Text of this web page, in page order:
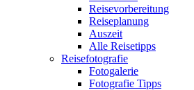
Reisevorbereitung
Reiseplanung
Auszeit
Alle Reisetipps
Reisefotografie
Fotogalerie
Fotografie Tipps